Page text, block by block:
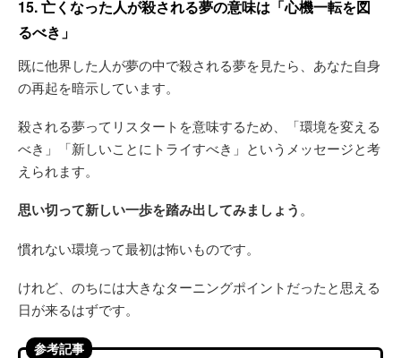
15. 亡くなった人が殺される夢の意味は「心機一転を図
るべき」
既に他界した人が夢の中で殺される夢を見たら、あなた自身
の再起を暗示しています。
殺される夢ってリスタートを意味するため、「環境を変える
べき」「新しいことにトライすべき」というメッセージと考
えられます。
思い切って新しい一歩を踏み出してみましょう 。
慣れない環境って最初は怖いものです。
けれど、のちには大きなターニングポイントだったと思える
日が来るはずです。
参考記事